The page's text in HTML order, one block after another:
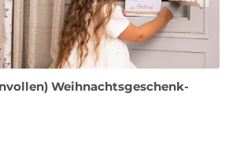
Weihnachtsgeschenk-